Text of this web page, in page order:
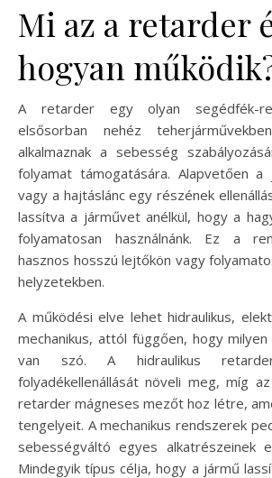
Mi az a retarder
hogyan
A retarder egy olyan segédfék-
elsősorban nehéz
alkalmaznak a sebesség
folyamat támogatására. Alapvetően a
vagy a hajtáslánc egy részének
lassítva a járművet anélkül, hogy a
folyamatosan használnánk. Ez a
hasznos hosszú lejtőkön vagy
helyzetekben.
A működési elve lehet hidraulikus,
mechanikus, attól függően, hogy
van szó. A hidraulikus
folyadékellenállását növeli meg, míg
retarder mágneses mezőt hoz létre,
tengelyeit. A mechanikus rendszerek
sebességváltó egyes alkatrészeinek
Mindegyik típus célja, hogy a jármű